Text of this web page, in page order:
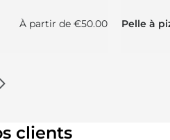
Prix régulier
À partir de€50.00 Pelle à
clients